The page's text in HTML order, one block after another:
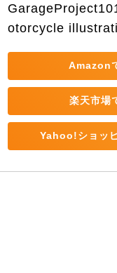
otorcycle
Amazon
楽天市場
Yahoo!ショッ